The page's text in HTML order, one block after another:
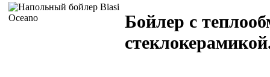
Бойлер с